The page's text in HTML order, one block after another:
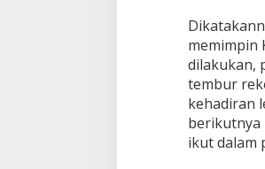
memimpin
dilakukan,
tembur
kehadiran
berikutnya
ikut dalam